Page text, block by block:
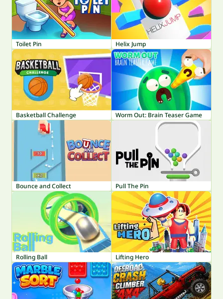
Toilet Pin Helix Jump
Basketball Challenge Worm Out: Brain Teaser Game
Bounce and Collect Pull The Pin
Rolling Ball Lifting Hero